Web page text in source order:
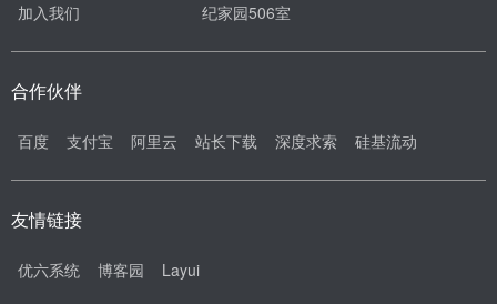
加入我们
纪家园506室
合作伙伴
百度 支付宝 阿里云 站长下载 深度求索 硅基流动
友情链接
优六系统 博客园 Layui